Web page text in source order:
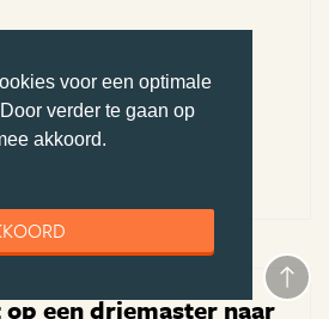
voor een optimale
verder te gaan op
akkoord.
een driemaster naar